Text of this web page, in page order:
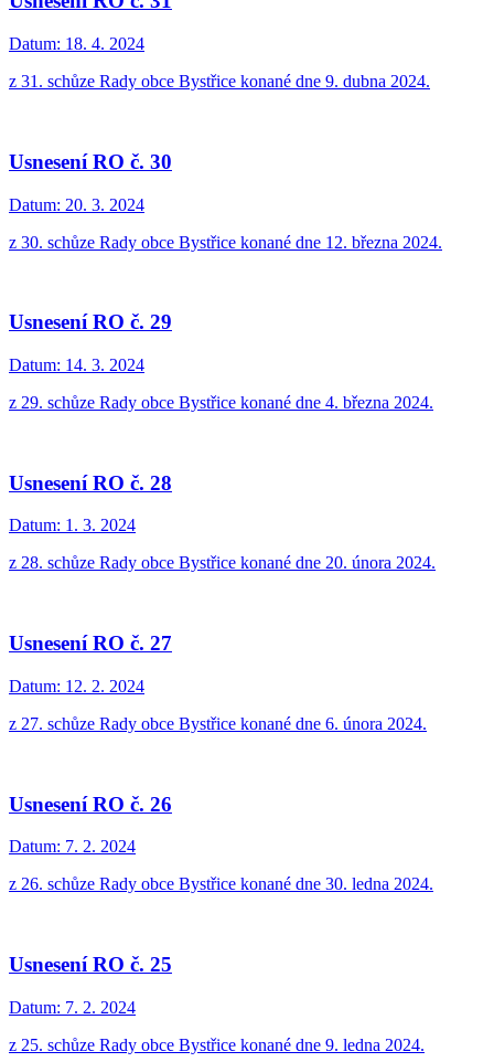
Datum: 18. 4. 2024
z 31. schůze Rady obce Bystřice konané dne 9. dubna 2024.
Usnesení RO č. 30
Datum: 20. 3. 2024
z 30. schůze Rady obce Bystřice konané dne 12. března 2024.
Usnesení RO č. 29
Datum: 14. 3. 2024
z 29. schůze Rady obce Bystřice konané dne 4. března 2024.
Usnesení RO č. 28
Datum: 1. 3. 2024
z 28. schůze Rady obce Bystřice konané dne 20. února 2024.
Usnesení RO č. 27
Datum: 12. 2. 2024
z 27. schůze Rady obce Bystřice konané dne 6. února 2024.
Usnesení RO č. 26
Datum: 7. 2. 2024
z 26. schůze Rady obce Bystřice konané dne 30. ledna 2024.
Usnesení RO č. 25
Datum: 7. 2. 2024
z 25. schůze Rady obce Bystřice konané dne 9. ledna 2024.